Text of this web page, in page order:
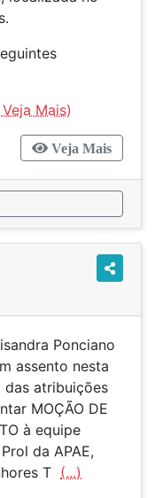
Veja Mais
Ponciano
assento nesta
das atribuições
MOÇÃO DE
à equipe
da APAE,
T (...)